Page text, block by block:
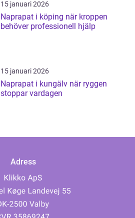
15 januari 2026
Naprapat i köping när kroppen
behöver professionell hjälp
15 januari 2026
Naprapat i kungälv när ryggen
stoppar vardagen
Adress